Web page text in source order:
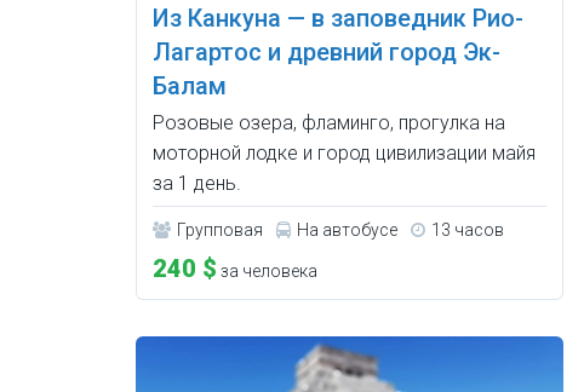
Из Канкуна — в заповедник Рио-
Лагартос и древний город Эк-
Балам
Розовые озера, фламинго, прогулка на
моторной лодке и город цивилизации майя
за 1 день.
Групповая На автобусе 13 часов
240 $ за человека